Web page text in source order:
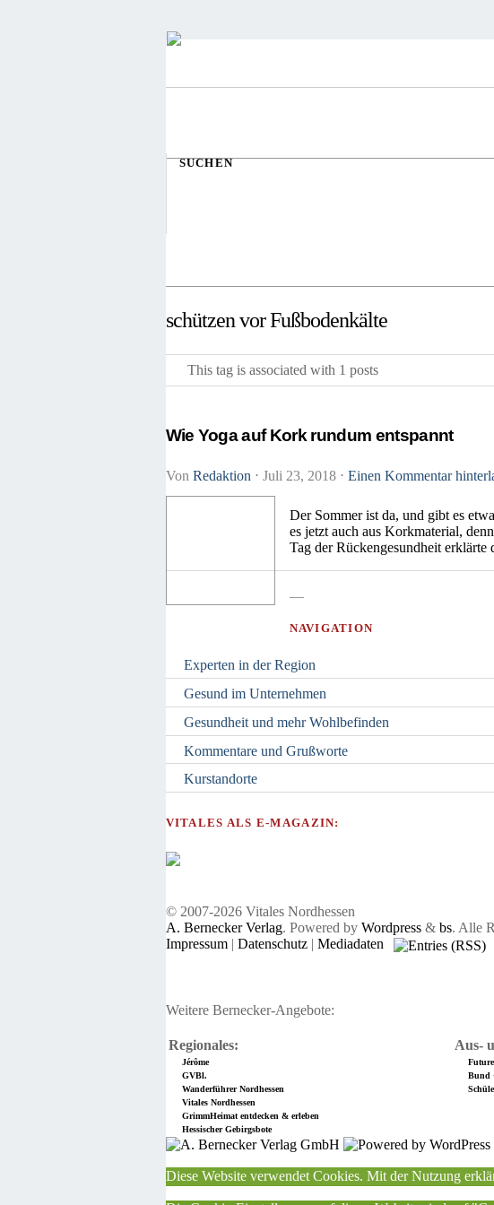
SUCHEN
schützen vor Fußbodenkälte
This tag is associated with 1 posts
Wie Yoga auf Kork rundum entspannt
Von Redaktion ⋅ Juli 23, 2018 ⋅ Einen Kommentar
Der Sommer ist da, und gibt es
es jetzt auch aus Korkmaterial,
Tag der Rückengesundheit
—
NAVIGATION
Experten in der Region
Gesund im Unternehmen
Gesundheit und mehr Wohlbefinden
Kommentare und Grußworte
Kurstandorte
VITALES ALS E-MAGAZIN:
© 2007-2026 Vitales Nordhessen
A. Bernecker Verlag. Powered by Wordpress& bs. Alle
Impressum| Datenschutz| Mediadaten
Weitere Bernecker-Angebote:
Regionales: Aus-
Jérôme
GVBl.
Bund
Wanderführer Nordhessen
Vitales Nordhessen
GrimmHeimat entdecken & erleben
Hessischer Gebirgsbote
Diese Website verwendet Cookies. Mit der Nutzung